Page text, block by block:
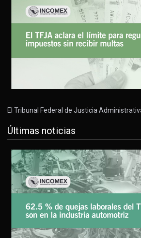
El Tribunal Federal de Justicia
Últimas noticias